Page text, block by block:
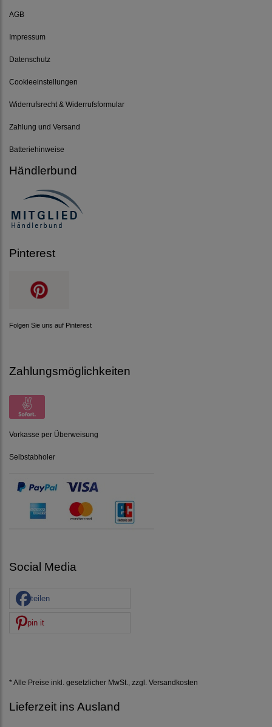
AGB
Impressum
Datenschutz
Cookieeinstellungen
Widerrufsrecht & Widerrufsformular
Zahlung und Versand
Batteriehinweise
Händlerbund
Pinterest
Folgen Sie uns auf Pinterest
Zahlungsmöglichkeiten
Vorkasse per Überweisung
Selbstabholer
Social Media
teilen
pin it
* Alle Preise inkl. gesetzlicher MwSt., zzgl. Versandkosten
Lieferzeit ins Ausland